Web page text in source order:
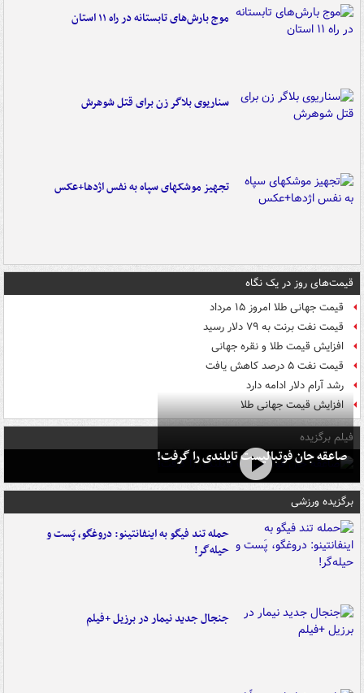
موج بارش‌های تابستانه در راه ۱۱ استان
سناریوی بلاگر زن برای قتل شوهرش
تجهیز موشکهای سپاه به نفس اژدها+عکس
قیمت‌های روز در یک نگاه
قیمت جهانی طلا امروز ۱۵ مرداد
قیمت نفت برنت به ۷۹ دلار رسید
افزایش قیمت طلا و نقره جهانی
قیمت نفت ۵ درصد کاهش یافت
رشد آرام دلار ادامه دارد
افزایش قیمت جهانی طلا
فیلم برگزیده
صاعقه جان فوتبالیست تایلندی را گرفت!
برگزیده ورزشی
حمله تند فیگو به اینفانتینو: دروغگو، پَست‌ و
حیله‌گر!
جنجال جدید نیمار در برزیل +فیلم